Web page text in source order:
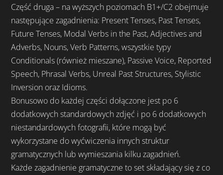
Część druga – na wyższych poziomach B1+/C2 obejmuje
następujące zagadnienia: Present Tenses, Past Tenses,
Future Tenses, Modal Verbs in the Past, Adjectives and
Adverbs, Nouns, Verb Patterns, wszystkie typy
Conditionals (również mieszane), Passive Voice, Reported
Speech, Phrasal Verbs, Unreal Past Structures, Stylistic
Inversion oraz Idioms.
Bonusowo do każdej części dołączone jest po 6
dodatkowych standardowych zdjęć i po 6 dodatkowych
niestandardowych fotografii, które mogą być
wykorzystane do wyćwiczenia innych struktur
gramatycznych lub wymieszania kilku zagadnień.
Każde zagadnienie gramatyczne to set składający się z co